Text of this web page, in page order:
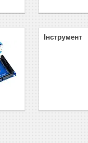
Інструмент